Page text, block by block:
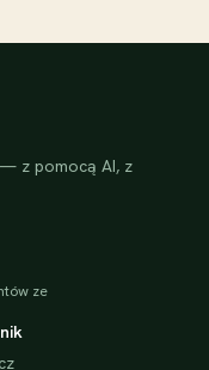
z pomocą AI, z
ze